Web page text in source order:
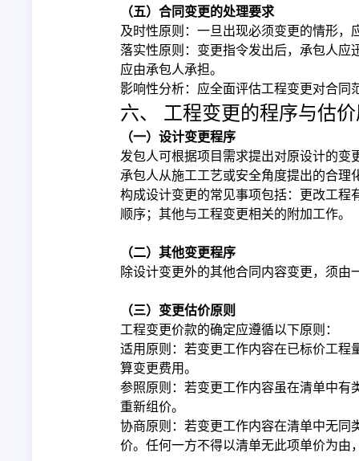
（五）合同变更的处理要求
及时性原则：一旦出现必须变更的情形
落实性原则：变更指令发出后，承包人
应由承包人承担。
影响性分析：应全面评估工程变更对合
六、 工程变更的程序与估
（一）设计变更程序
发包人可根据项目需求提出对原设计的变
承包人从施工工艺或安全角度提出的合
构成设计变更的常见事项包括：更改工程
顺序；其他与工程变更相关的附加工作。
（二）其他变更程序
除设计变更外的其他合同内容变更，须
（三）变更估价原则
工程变更价款的确定应遵循以下原则：
适用原则：若变更工作内容在已标价工程
算变更费用。
参照原则：若变更工作内容虽在清单中有
重新组价。
协商原则：若变更工作内容在清单中无同
价。任何一方不得以清单无此项单价为由